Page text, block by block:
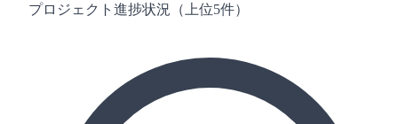
プロジェクト進捗状況（上位5件）